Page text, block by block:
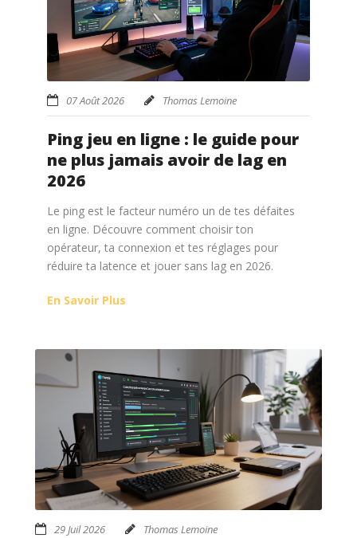
07 Août 2026 Thomas Lemoine
Ping jeu en ligne : le guide pour
ne plus jamais avoir de lag en
2026
Le ping est le facteur numéro un de tes défaites
en ligne. Découvre comment choisir ton
opérateur, ta connexion et tes réglages pour
réduire ta latence et jouer sans lag en 2026.
En Savoir Plus
29 Juil 2026 Thomas Lemoine